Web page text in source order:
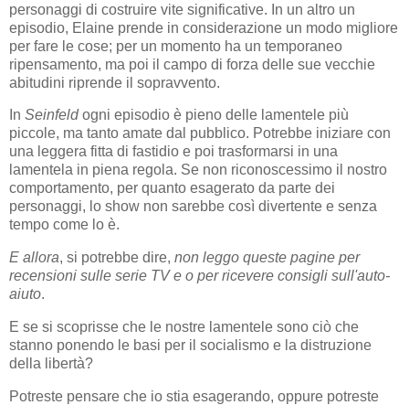
personaggi di costruire vite significative. In un altro un
episodio, Elaine prende in considerazione un modo migliore
per fare le cose; per un momento ha un temporaneo
ripensamento, ma poi il campo di forza delle sue vecchie
abitudini riprende il sopravvento.
In Seinfeldogni episodio è pieno delle lamentele più
piccole, ma tanto amate dal pubblico. Potrebbe iniziare con
una leggera fitta di fastidio e poi trasformarsi in una
lamentela in piena regola. Se non riconoscessimo il nostro
comportamento, per quanto esagerato da parte dei
personaggi, lo show non sarebbe così divertente e senza
tempo come lo è.
E allora, si potrebbe dire, non leggo queste pagine per
recensioni sulle serie TV e o per ricevere consigli sull'auto-
aiuto.
E se si scoprisse che le nostre lamentele sono ciò che
stanno ponendo le basi per il socialismo e la distruzione
della libertà?
Potreste pensare che io stia esagerando, oppure potreste